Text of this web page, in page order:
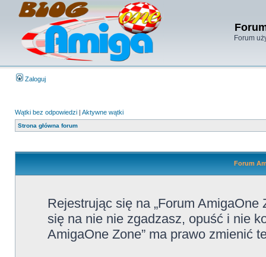
Forum
Zaloguj
Wątki bez odpowiedzi | Aktywne wątki
Strona główna forum
Forum
Rejestrując się na „Forum
się na nie nie zgadzasz, opuść i nie
AmigaOne Zone” ma prawo zmienić